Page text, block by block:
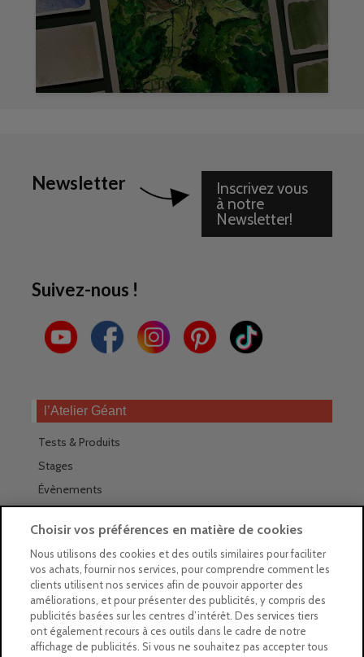
Newsletter
Inscrivez vous
à notre
Newsletter!
Suivez-nous !
l’Atelier Géant
Tests & Produits
Stages
Évènements
Trouver nos magasins
La newsletter des magasins
Feuilleter le Guide
Gratuit : intégrer le Guide
Choisir vos préférences en matière de cookies
Nous utilisons des cookies et des outils similaires pour faciliter
vos achats, fournir nos services, pour comprendre comment les
clients utilisent nos services afin de pouvoir apporter des
améliorations, et pour présenter des publicités, y compris des
publicités basées sur les centres d’intérêt. Des services tiers
ont également recours à ces outils dans le cadre de notre
affichage de publicités. Si vous ne souhaitez pas accepter tous